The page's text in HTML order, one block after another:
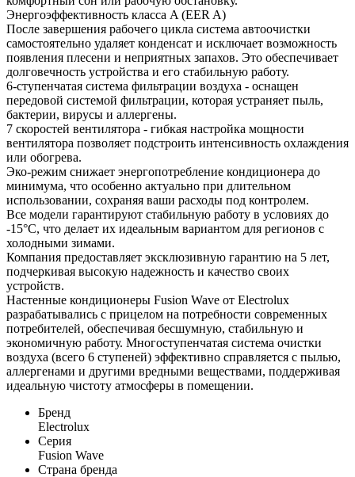
Энергоэффективность класса A (EER A)
После завершения рабочего цикла система автоочистки
самостоятельно удаляет конденсат и исключает возможность
появления плесени и неприятных запахов. Это обеспечивает
долговечность устройства и его стабильную работу.
6-ступенчатая система фильтрации воздуха - оснащен
передовой системой фильтрации, которая устраняет пыль,
бактерии, вирусы и аллергены.
7 скоростей вентилятора - гибкая настройка мощности
вентилятора позволяет подстроить интенсивность охлаждения
или обогрева.
Эко-режим снижает энергопотребление кондиционера до
минимума, что особенно актуально при длительном
использовании, сохраняя ваши расходы под контролем.
Все модели гарантируют стабильную работу в условиях до
-15°C, что делает их идеальным вариантом для регионов с
холодными зимами.
Компания предоставляет эксклюзивную гарантию на 5 лет,
подчеркивая высокую надежность и качество своих
устройств.
Настенные кондиционеры Fusion Wave от Electrolux
разрабатывались с прицелом на потребности современных
потребителей, обеспечивая бесшумную, стабильную и
экономичную работу. Многоступенчатая система очистки
воздуха (всего 6 ступеней) эффективно справляется с пылью,
аллергенами и другими вредными веществами, поддерживая
идеальную чистоту атмосферы в помещении.
Бренд
Electrolux
Серия
Fusion Wave
Страна бренда